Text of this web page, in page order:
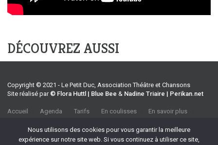
DÉCOUVREZ AUSSI
Copyright © 2021 - Le Petit Duc, Association Théâtre et Chansons
Site réalisé par © Flora Huttl | Blue Bee & Nadine Triaire | Perikan.net
Accueil Agenda Tarifs En coulisses
En savoir plus
Association Théâtre et Chansons
35 rue Emile Tavan, 13100 Aix-en-Provence
Nous utilisons des cookies pour vous garantir la meilleure
expérience sur notre site web. Si vous continuez à utiliser ce site,